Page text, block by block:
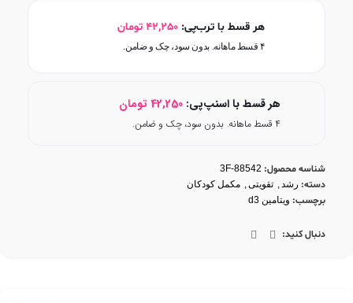
هر قسط با ترب‌پی: 42,250 تومان
۴ قسط ماهانه. بدون سود، چک و ضامن.
هر قسط با اسنپ‌پی: 42,250 تومان
۴ قسط ماهانه. بدون سود، چک و ضامن.
شناسه محصول: 3F-88542
دسته: رشد, تقویتی, مکمل کودکان
برچسب: ویتامین d3
دنبال کنید: